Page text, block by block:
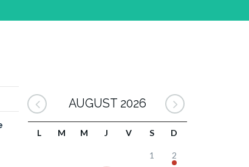
AUGUST 2026
L M M J V S D
1 2